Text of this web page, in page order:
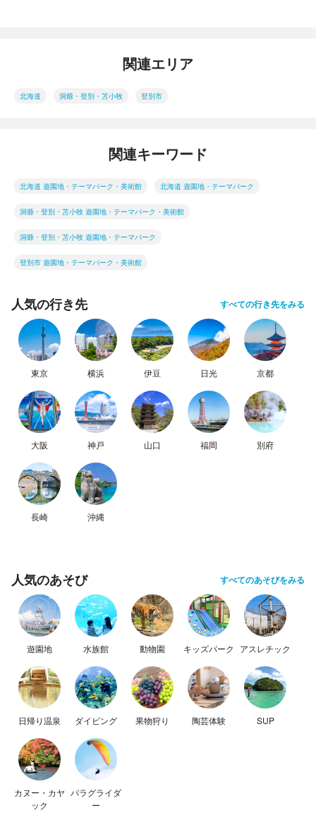
関連エリア
北海道 洞爺・登別・苫小牧 登別市
関連キーワード
北海道 遊園地・テーマパーク・美術館 北海道 遊園地・テーマパーク
洞爺・登別・苫小牧 遊園地・テーマパーク・美術館
洞爺・登別・苫小牧 遊園地・テーマパーク
登別市 遊園地・テーマパーク・美術館
人気の行き先 すべての行き先をみる
東京 横浜 伊豆 日光 京都
大阪 神戸 山口 福岡 別府
長崎 沖縄
人気のあそび すべてのあそびをみる
遊園地 水族館 動物園 キッズパーク アスレチック
日帰り温泉 ダイビング 果物狩り 陶芸体験 SUP
カヌー・カヤ
ック
パラグライダ
ー